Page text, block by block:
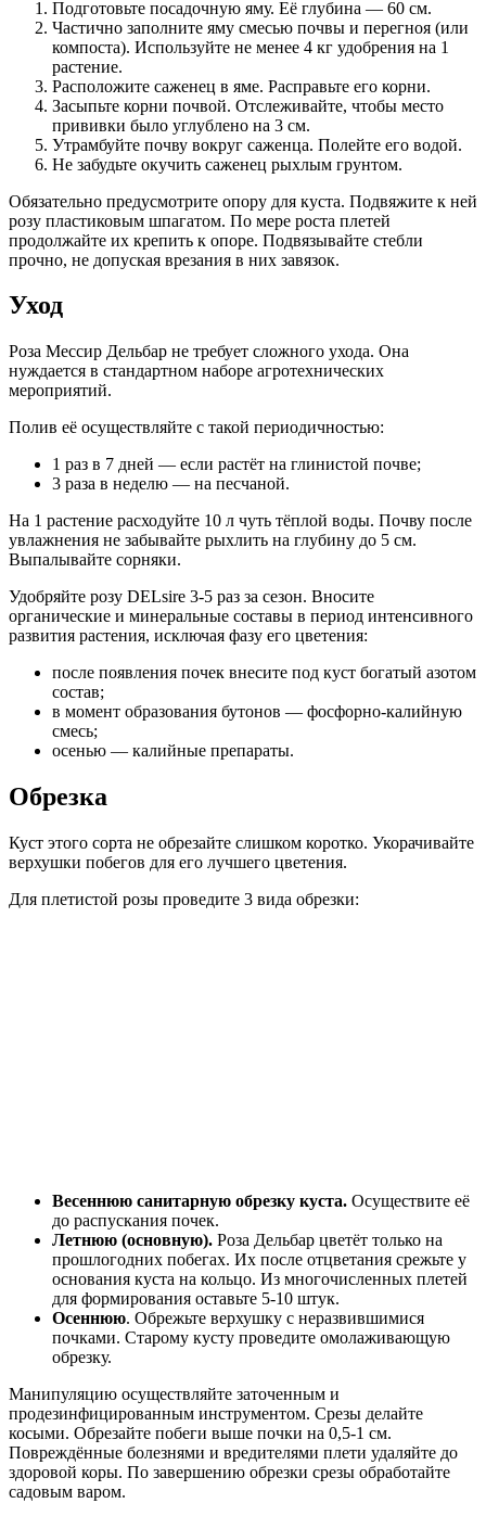
Подготовьте посадочную яму. Её глубина — 60 см.
Частично заполните яму смесью почвы и перегноя (или
компоста). Используйте не менее 4 кг удобрения на 1
растение.
Расположите саженец в яме. Расправьте его корни.
Засыпьте корни почвой. Отслеживайте, чтобы место
прививки было углублено на 3 см.
Утрамбуйте почву вокруг саженца. Полейте его водой.
Не забудьте окучить саженец рыхлым грунтом.
Обязательно предусмотрите опору для куста. Подвяжите к ней
розу пластиковым шпагатом. По мере роста плетей
продолжайте их крепить к опоре. Подвязывайте стебли
прочно, не допуская врезания в них завязок.
Уход
Роза Мессир Дельбар не требует сложного ухода. Она
нуждается в стандартном наборе агротехнических
мероприятий.
Полив её осуществляйте с такой периодичностью:
1 раз в 7 дней — если растёт на глинистой почве;
3 раза в неделю — на песчаной.
На 1 растение расходуйте 10 л чуть тёплой воды. Почву после
увлажнения не забывайте рыхлить на глубину до 5 см.
Выпалывайте сорняки.
Удобряйте розу DELsire 3-5 раз за сезон. Вносите
органические и минеральные составы в период интенсивного
развития растения, исключая фазу его цветения:
после появления почек внесите под куст богатый азотом
состав;
в момент образования бутонов — фосфорно-калийную
смесь;
осенью — калийные препараты.
Обрезка
Куст этого сорта не обрезайте слишком коротко. Укорачивайте
верхушки побегов для его лучшего цветения.
Для плетистой розы проведите 3 вида обрезки:
Весеннюю санитарную обрезку куста. Осуществите её
до распускания почек.
Летнюю (основную). Роза Дельбар цветёт только на
прошлогодних побегах. Их после отцветания срежьте у
основания куста на кольцо. Из многочисленных плетей
для формирования оставьте 5-10 штук.
Осеннюю. Обрежьте верхушку с неразвившимися
почками. Старому кусту проведите омолаживающую
обрезку.
Манипуляцию осуществляйте заточенным и
продезинфицированным инструментом. Срезы делайте
косыми. Обрезайте побеги выше почки на 0,5-1 см.
Повреждённые болезнями и вредителями плети удаляйте до
здоровой коры. По завершению обрезки срезы обработайте
садовым варом.